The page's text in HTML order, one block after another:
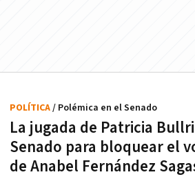
La jugada de Patricia
Senado para bloquear el
de Anabel Fernández
POLÍTICA/ Polémica en el Senado